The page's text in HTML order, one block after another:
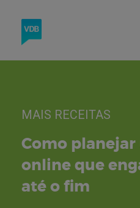
MAIS RECEITAS
Como
online que
até o fim